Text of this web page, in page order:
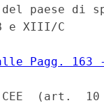
paese di
e XIII/C
Pagg.
CEE  (art.